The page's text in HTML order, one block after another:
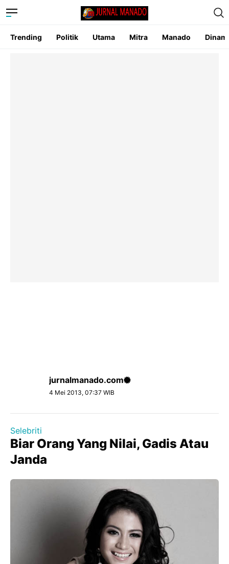
Trending Politik Utama Mitra Manado
jurnalmanado.com
4 Mei 2013, 07:37 WIB
Selebriti
Biar Orang Yang Nilai, Gadis Atau
Janda